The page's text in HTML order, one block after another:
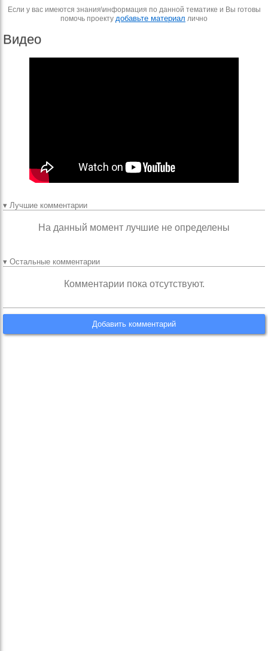
Если у вас имеются знания\информация по данной тематике и Вы готовы
помочь проекту добавьте материал лично
Видео
▾ Лучшие комментарии
На данный момент лучшие не определены
▾ Остальные комментарии
Комментарии пока отсутствуют.
Добавить комментарий